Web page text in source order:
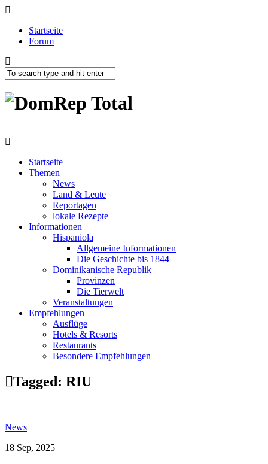
Startseite
Forum
Startseite
Themen
News
Land & Leute
Reportagen
lokale Rezepte
Informationen
Hispaniola
Allgemeine Informationen
Die Geschichte bis 1844
Dominikanische Republik
Provinzen
Die Tierwelt
Veranstaltungen
Empfehlungen
Ausflüge
Hotels & Resorts
Restaurants
Besondere Empfehlungen
Tagged: RIU
News
18 Sep, 2025